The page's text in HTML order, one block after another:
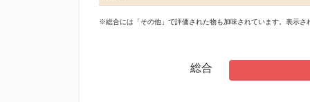
※総合には「その他」で評価された物も加味されています。表示
総合